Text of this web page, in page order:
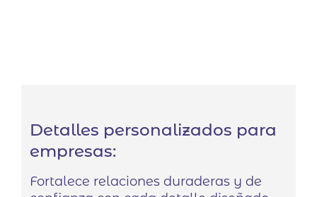
Detalles personalizados para
empresas:
Fortalece relaciones duraderas y de